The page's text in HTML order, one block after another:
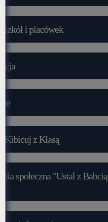
szkół i placówek
Kibicuj z Klasą
społeczna "Ustal z Babcią